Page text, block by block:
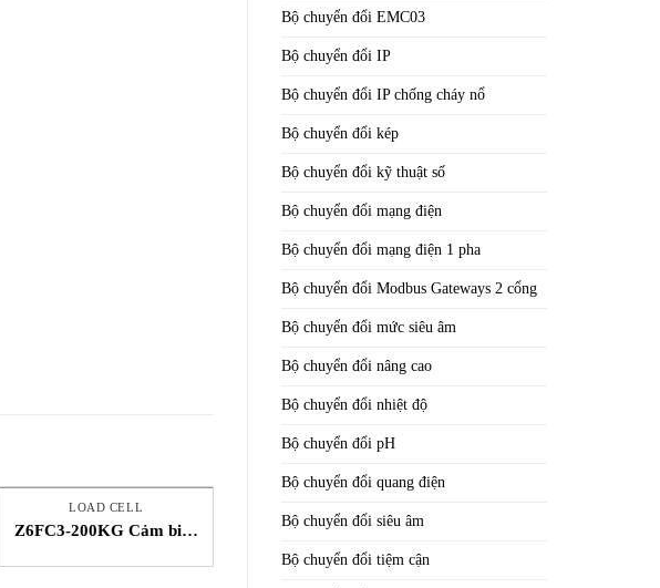
Bộ chuyển đổi EMC03
Bộ chuyển đổi IP
Bộ chuyển đổi IP chống cháy nổ
Bộ chuyển đổi kép
Bộ chuyển đổi kỹ thuật số
Bộ chuyển đổi mạng điện
Bộ chuyển đổi mạng điện 1 pha
Bộ chuyển đổi Modbus Gateways 2 cổng
Bộ chuyển đổi mức siêu âm
Bộ chuyển đổi nâng cao
Bộ chuyển đổi nhiệt độ
Bộ chuyển đổi pH
Bộ chuyển đổi quang điện
Bộ chuyển đổi siêu âm
Bộ chuyển đổi tiệm cận
LOAD CELL
Z6FC3-200KG Cảm biến
Nam
PLR 9363-LS-250Kg
Load Cell Saimo STC Việt
Nam